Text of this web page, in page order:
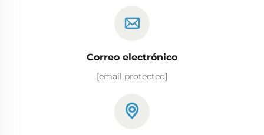
Correo electrónico
[email protected]